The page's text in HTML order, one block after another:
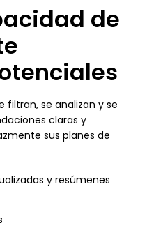
de
filtran, se analizan y se
claras y
sus planes de
y resúmenes